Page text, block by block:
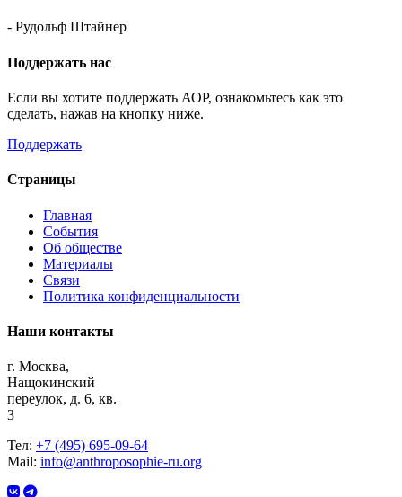
- Рудольф Штайнер
Поддержать нас
Если вы хотите поддержать АОР, ознакомьтесь как это
сделать, нажав на кнопку ниже.
Поддержать
Страницы
Главная
События
Об обществе
Материалы
Связи
Политика конфиденциальности
Наши контакты
г. Москва,
Нащокинский
переулок, д. 6, кв.
3
Тел: +7 (495) 695-09-64
Mail: info@anthroposophie-ru.org